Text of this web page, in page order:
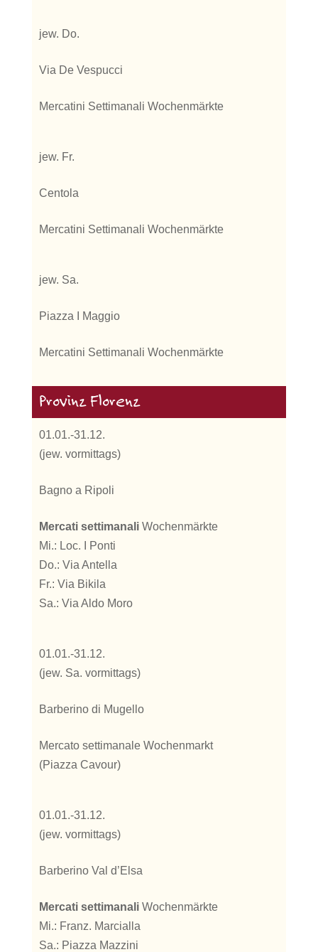
jew. Do.
Via De Vespucci
Mercatini Settimanali Wochenmärkte
jew. Fr.
Centola
Mercatini Settimanali Wochenmärkte
jew. Sa.
Piazza I Maggio
Mercatini Settimanali Wochenmärkte
Provinz Florenz
01.01.-31.12.
(jew. vormittags)
Bagno a Ripoli
Mercati settimanali Wochenmärkte
Mi.: Loc. I Ponti
Do.: Via Antella
Fr.: Via Bikila
Sa.: Via Aldo Moro
01.01.-31.12.
(jew. Sa. vormittags)
Barberino di Mugello
Mercato settimanale Wochenmarkt
(Piazza Cavour)
01.01.-31.12.
(jew. vormittags)
Barberino Val d’Elsa
Mercati settimanali Wochenmärkte
Mi.: Franz. Marcialla
Sa.: Piazza Mazzini